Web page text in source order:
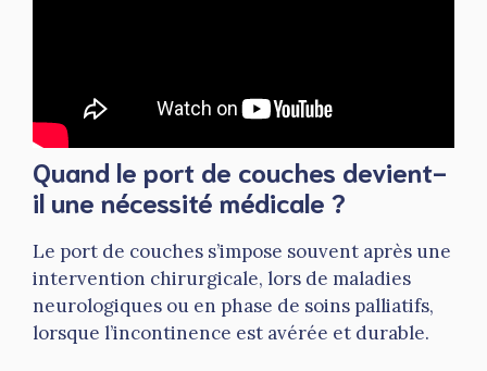
Quand le port de couches devient-
il une nécessité médicale ?
Le port de couches s’impose souvent après une
intervention chirurgicale, lors de maladies
neurologiques ou en phase de soins palliatifs,
lorsque l’incontinence est avérée et durable.